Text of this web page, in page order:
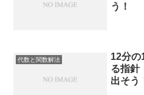
う！
代数と関数解法
12分の
る指針
出そう